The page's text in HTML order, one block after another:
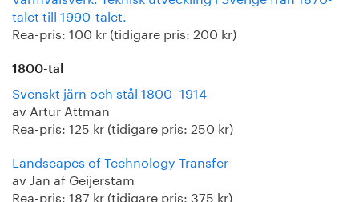
talet till 1990-talet.
Rea-pris: 100 kr (tidigare pris: 200 kr)
1800-tal
Svenskt järn och stål 1800–1914
av Artur Attman
Rea-pris: 125 kr (tidigare pris: 250 kr)
Landscapes of Technology Transfer
av Jan af Geijerstam
Rea-pris: 187 kr (tidigare pris: 375 kr)